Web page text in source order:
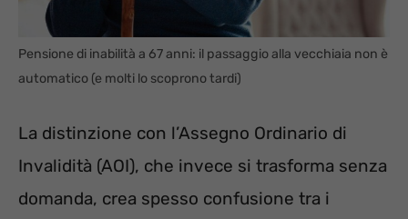
Pensione di inabilità a 67 anni: il passaggio alla vecchiaia non è
automatico (e molti lo scoprono tardi)
La distinzione con l’Assegno Ordinario di
Invalidità (AOI), che invece si trasforma senza
domanda, crea spesso confusione tra i